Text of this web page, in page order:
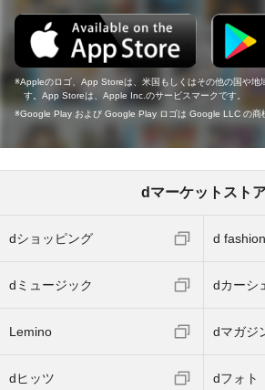
Appleのロゴ、App Storeは、米国もしくはその他の国や地
す。App Storeは、Apple Inc.のサービスマークです。
Google Play および Google Play ロゴは Google LLC の商
dマーケットスト
dショッピング d fashion
dミュージック dカーシ
Lemino dマガジ
dヒッツ dフォト